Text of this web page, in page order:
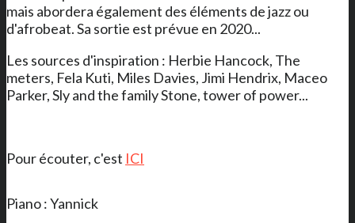
mais abordera également des éléments de jazz ou
d'afrobeat. Sa sortie est prévue en 2020...
Les sources d'inspiration : Herbie Hancock, The
meters, Fela Kuti, Miles Davies, Jimi Hendrix, Maceo
Parker, Sly and the family Stone, tower of power...
Pour écouter, c'est ICI
Piano : Yannick